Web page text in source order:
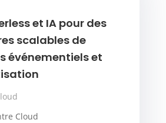
et IA pour des
scalables de
événementiels et
Cloud